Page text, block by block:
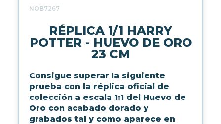
WARHAMMER
CARTAS TCG
HOGAR
NOB7267
RÉPLICA 1/1 HARRY
POTTER - HUEVO DE ORO
23 CM
Consigue superar la siguiente
prueba con la réplica oficial de
colección a escala 1:1 del Huevo de
Oro con acabado dorado y
grabados tal y como aparece en